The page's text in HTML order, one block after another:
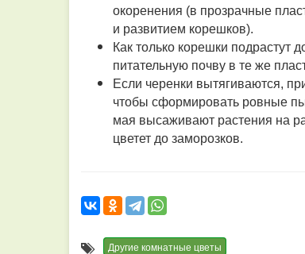
окоренения (в прозрачные
и развитием корешков).
Как только корешки
питательную почву в те же
Если черенки вытягиваются,
чтобы сформировать ровные
мая высаживают растения на
цветет до заморозков.
Другие комнатные цветы